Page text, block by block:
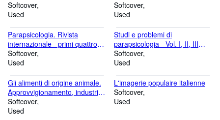
Softcover
Used
Rosa-Croce
Softcover
Used
Parapsicologia. Rivista
internazionale - primi quattro
numeri, 1955-56
Softcover
Used
Studi e problemi di
parapsicologia - Vol. I, II, III
(serie completa)
Softcover
Used
Gli alimenti di origine animale.
Approvvigionamento, industria
e commercio
Softcover
Used
L'imagerie populaire italienne
Softcover
Used